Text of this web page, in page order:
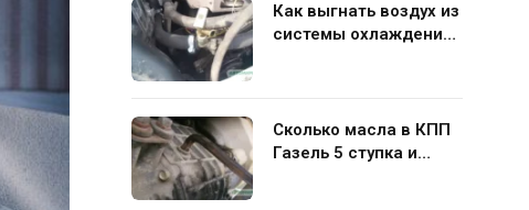
Как выгнать воздух из
системы охлаждения
Сколько масла в КПП
Газель 5 ступка и